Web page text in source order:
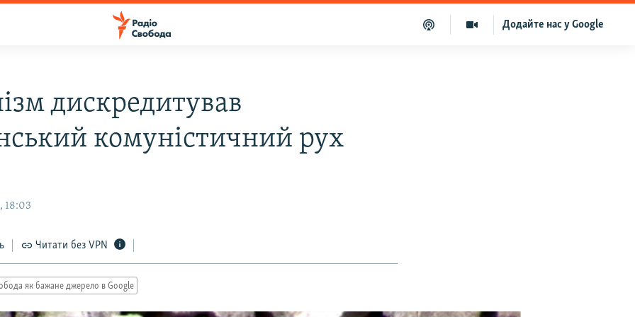
Додайте нас у Google
дискредитував
комуністичний рух
18:03
Читати без VPN
як бажане джерело в Google